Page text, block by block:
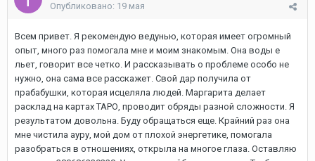
Опубликовано: 19 мая
Всем привет. Я рекомендую ведунью, которая имеет огромный
опыт, много раз помогала мне и моим знакомым. Она воды е
льет, говорит все четко. И рассказывать о проблеме особо не
нужно, она сама все расскажет. Свой дар получила от
прабабушки, которая исцеляла людей. Маргарита делает
расклад на картах ТАРО, проводит обряды разной сложности. Я
результатом довольна. Буду обращаться еще. Крайний раз она
мне чистила ауру, мой дом от плохой энергетике, помогала
разобраться в отношениях, открыла на многое глаза. Оставляю